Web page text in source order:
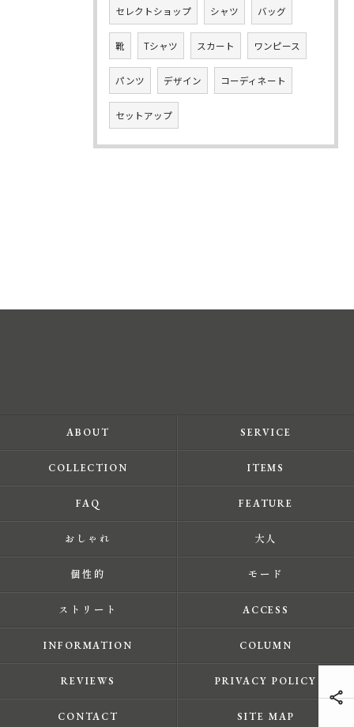
セレクトショップ シャツ バッグ
靴 Tシャツ スカート ワンピース
パンツ デザイン コーディネート
セットアップ
ABOUT SERVICE
COLLECTION ITEMS
FAQ FEATURE
おしゃれ 大人
個性的 モード
ストリート ACCESS
INFORMATION COLUMN
REVIEWS PRIVACY POLICY
CONTACT SITE MAP